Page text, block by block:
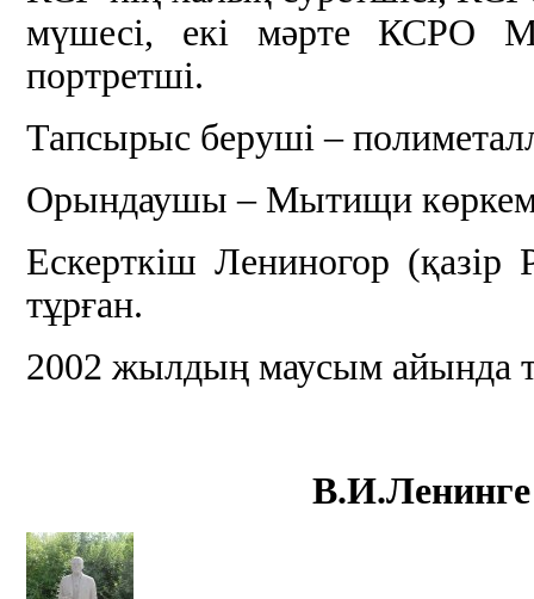
мүшесі, екі мәрте КСРО
портретші.
Тапсырыс беруші –
Орындаушы – Мытищи
Ескерткіш Лениногор
тұрған.
2002 жылдың маусым айында
В.И.Ленинге